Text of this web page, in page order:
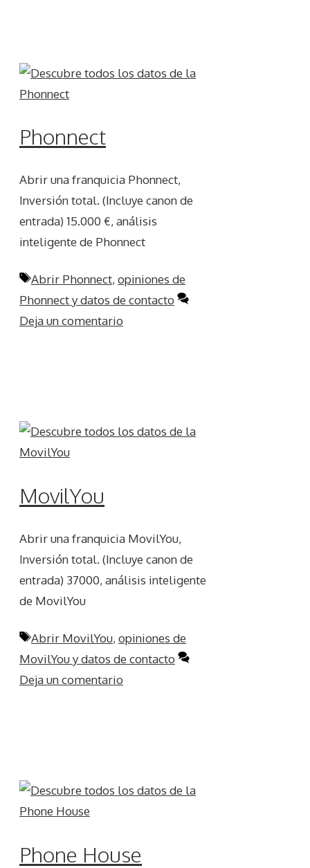
Phonnect
Abrir una franquicia Phonnect,
Inversión total. (Incluye canon de
entrada) 15.000 €, análisis
inteligente de Phonnect
Etiquetas
Abrir Phonnect, opiniones de
Phonnect y datos de contacto
Deja un comentario
MovilYou
Abrir una franquicia MovilYou,
Inversión total. (Incluye canon de
entrada) 37000, análisis inteligente
de MovilYou
Etiquetas
Abrir MovilYou, opiniones de
MovilYou y datos de contacto
Deja un comentario
Phone House